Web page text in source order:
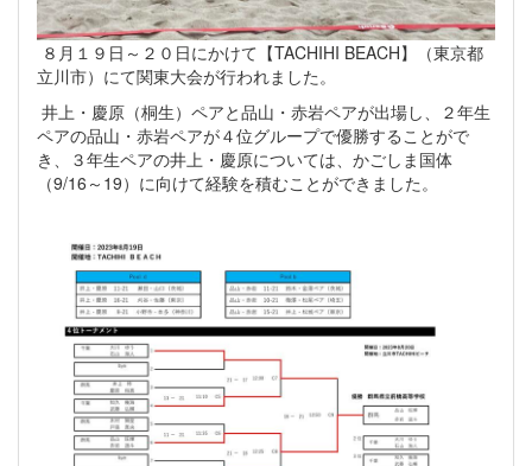
８月１９日～２０日にかけて【TACHIHI BEACH】（東京都
立川市）にて関東大会が行われました。
井上・慶原（桐生）ペアと品山・赤岩ペアが出場し、２年生
ペアの品山・赤岩ペアが４位グループで優勝することがで
き、３年生ペアの井上・慶原については、かごしま国体
（9/16～19）に向けて経験を積むことができました。